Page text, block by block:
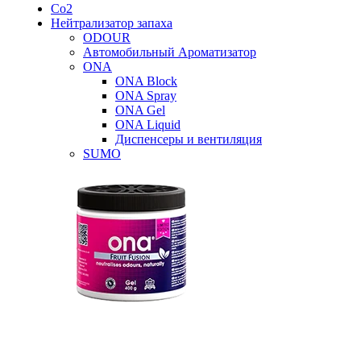
Со2
Нейтрализатор запаха
ODOUR
Автомобильный Ароматизатор
ONA
ONA Block
ONA Spray
ONA Gel
ONA Liquid
Диспенсеры и вентиляция
SUMO